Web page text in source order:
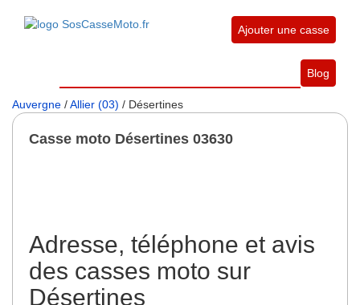
Ajouter une casse
Blog
Auvergne /Allier (03) / Désertines
Casse moto Désertines 03630
Adresse, téléphone et avis
des casses moto sur
Désertines